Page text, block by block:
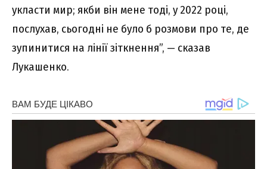
укласти мир; якби він мене тоді, у 2022 році,
послухав, сьогодні не було б розмови про те, де
зупинитися на лінії зіткнення”, — сказав
Лукашенко.